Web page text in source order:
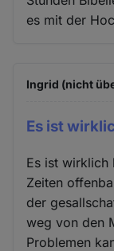
es mit der
Ingrid (nicht
Es ist
Es ist wirklich
Zeiten
der
weg von den
Problemen